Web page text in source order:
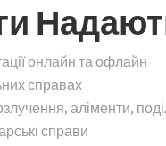
онлайн та офлайн
справах
аліменти,
справи